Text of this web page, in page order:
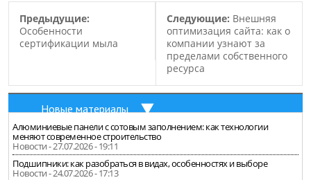
Предыдущие:
Особенности
сертификации мыла
Следующие: Внешняя
оптимизация сайта: как о
компании узнают за
пределами собственного
ресурса
Новые материалы
Алюминиевые панели с сотовым заполнением: как технологии
меняют современное строительство
Новости - 27.07.2026 - 19:11
Подшипники: как разобраться в видах, особенностях и выборе
Новости - 24.07.2026 - 17:13